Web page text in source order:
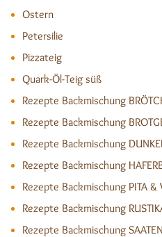
Ostern
Petersilie
Pizzateig
Quark-Öl-Teig süß
Rezepte Backmischung
Rezepte Backmischung
Rezepte Backmischung
Rezepte Backmischung
Rezepte Backmischung PITA &
Rezepte Backmischung
Rezepte Backmischung SAATEN